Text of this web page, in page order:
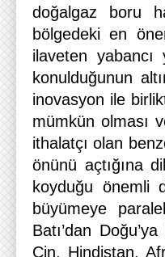
doğalgaz boru
bölgedeki en
ilaveten yabancı
konulduğunun
inovasyon ile
mümkün olması
ithalatçı olan
önünü açtığına
koyduğu önemli
büyümeye
Batı’dan
Çin, Hindistan,